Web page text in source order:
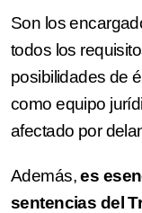
Son los
todos los
posibilidades de
como equipo
afectado por
Además,es
sentencias del